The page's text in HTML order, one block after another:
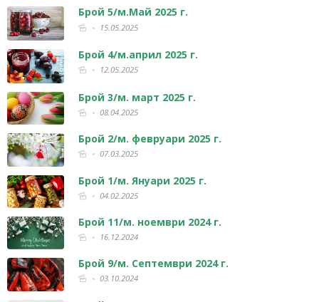
Брой 5/м.Май 2025 г.
15.05.2025
Брой 4/м.април 2025 г.
12.05.2025
Брой 3/м. март 2025 г.
08.04.2025
Брой 2/м. февруари 2025 г.
07.03.2025
Брой 1/м. Януари 2025 г.
04.02.2025
Брой 11/м. ноември 2024 г.
16.12.2024
Брой 9/м. Септември 2024 г.
03.10.2024